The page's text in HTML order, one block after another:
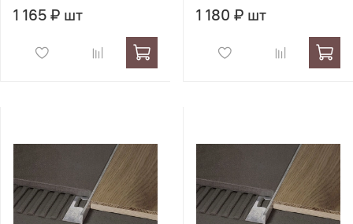
1 165 ₽ шт 1 180 ₽ шт